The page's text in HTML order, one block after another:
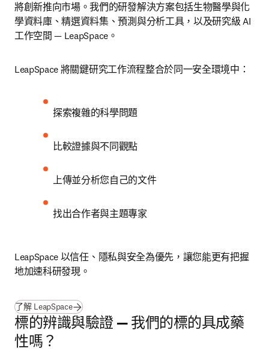
將創新推向市場。我們的研發解決方案包括生物醫學與化
學資料庫、精選資料集、預測與分析工具，以及研究級 AI
工作空間 — LeapSpace。
LeapSpace 將關鍵研究工作流程整合於同一安全環境中：
探索複雜的科學問題
比較證據與不同觀點
上傳並分析您自己的文件
找出合作者與主題專家
LeapSpace 以信任、隱私與安全為優先，讓您能更有把握
地加速科研發現。
了解 LeapSpace
標的辨識與驗證 — 我們的標的具成藥
性嗎？